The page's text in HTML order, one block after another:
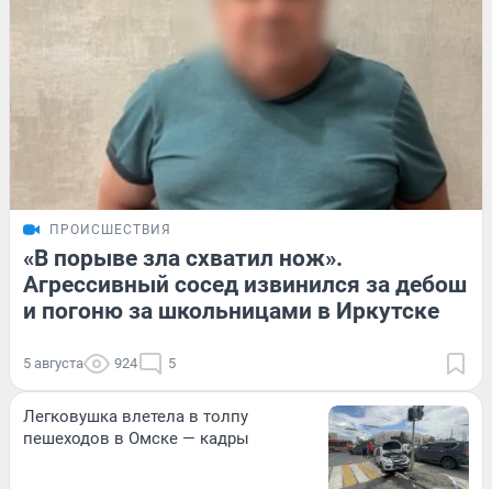
ПРОИСШЕСТВИЯ
«В порыве зла схватил нож».
Агрессивный сосед извинился за дебош
и погоню за школьницами в Иркутске
5 августа 924 5
Легковушка влетела в толпу
пешеходов в Омске — кадры